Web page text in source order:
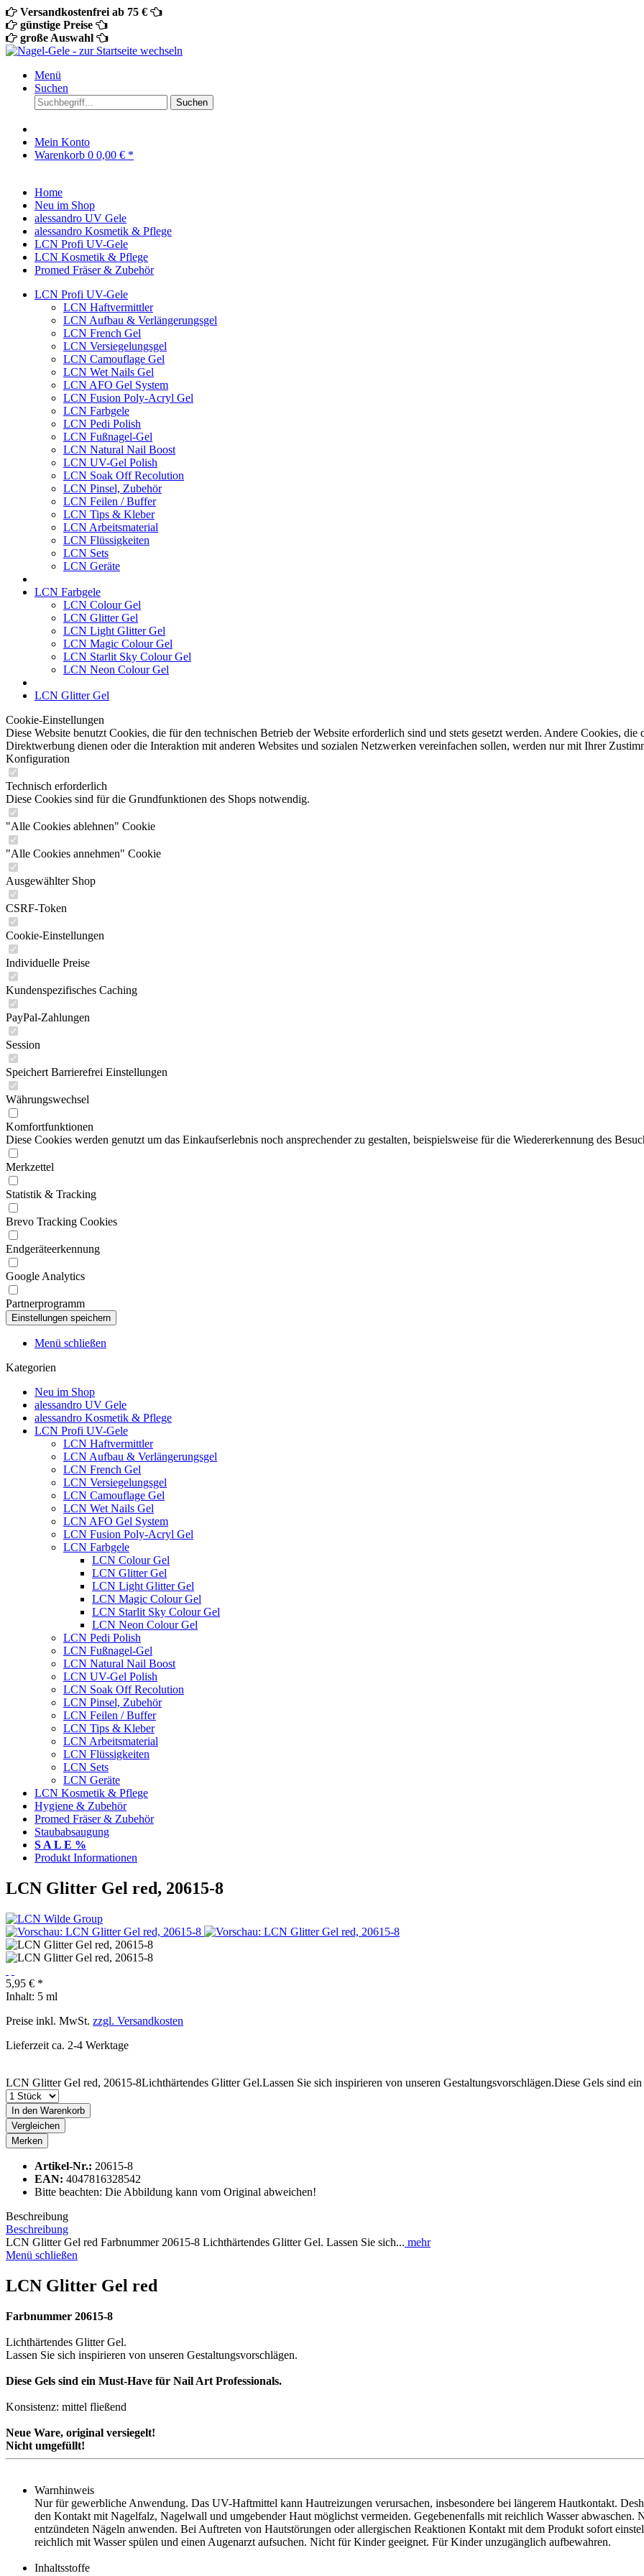
Versandkostenfrei ab 75 €
günstige Preise
große Auswahl
Menü
Suchen
Suchen
Mein Konto
Warenkorb 0 0,00 € *
Home
Neu im Shop
alessandro UV Gele
alessandro Kosmetik & Pflege
LCN Profi UV-Gele
LCN Kosmetik & Pflege
Promed Fräser & Zubehör
LCN Profi UV-Gele
LCN Haftvermittler
LCN Aufbau & Verlängerungsgel
LCN French Gel
LCN Versiegelungsgel
LCN Camouflage Gel
LCN Wet Nails Gel
LCN AFO Gel System
LCN Fusion Poly-Acryl Gel
LCN Farbgele
LCN Pedi Polish
LCN Fußnagel-Gel
LCN Natural Nail Boost
LCN UV-Gel Polish
LCN Soak Off Recolution
LCN Pinsel, Zubehör
LCN Feilen / Buffer
LCN Tips & Kleber
LCN Arbeitsmaterial
LCN Flüssigkeiten
LCN Sets
LCN Geräte
LCN Farbgele
LCN Colour Gel
LCN Glitter Gel
LCN Light Glitter Gel
LCN Magic Colour Gel
LCN Starlit Sky Colour Gel
LCN Neon Colour Gel
LCN Glitter Gel
Cookie-Einstellungen
Diese Website benutzt Cookies, die für den technischen Betrieb der Website erforderlich sind und stets gesetzt werden. Andere Cookies,
Direktwerbung dienen oder die Interaktion mit anderen Websites und sozialen Netzwerken vereinfachen sollen, werden nur mit Ihrer
Konfiguration
Technisch erforderlich
Diese Cookies sind für die Grundfunktionen des Shops notwendig.
"Alle Cookies ablehnen" Cookie
"Alle Cookies annehmen" Cookie
Ausgewählter Shop
CSRF-Token
Cookie-Einstellungen
Individuelle Preise
Kundenspezifisches Caching
PayPal-Zahlungen
Session
Speichert Barrierefrei Einstellungen
Währungswechsel
Komfortfunktionen
Diese Cookies werden genutzt um das Einkaufserlebnis noch ansprechender zu gestalten, beispielsweise für die Wiedererkennung des
Merkzettel
Statistik & Tracking
Brevo Tracking Cookies
Endgeräteerkennung
Google Analytics
Partnerprogramm
Menü schließen
Kategorien
Neu im Shop
alessandro UV Gele
alessandro Kosmetik & Pflege
LCN Profi UV-Gele
LCN Haftvermittler
LCN Aufbau & Verlängerungsgel
LCN French Gel
LCN Versiegelungsgel
LCN Camouflage Gel
LCN Wet Nails Gel
LCN AFO Gel System
LCN Fusion Poly-Acryl Gel
LCN Farbgele
LCN Colour Gel
LCN Glitter Gel
LCN Light Glitter Gel
LCN Magic Colour Gel
LCN Starlit Sky Colour Gel
LCN Neon Colour Gel
LCN Pedi Polish
LCN Fußnagel-Gel
LCN Natural Nail Boost
LCN UV-Gel Polish
LCN Soak Off Recolution
LCN Pinsel, Zubehör
LCN Feilen / Buffer
LCN Tips & Kleber
LCN Arbeitsmaterial
LCN Flüssigkeiten
LCN Sets
LCN Geräte
LCN Kosmetik & Pflege
Hygiene & Zubehör
Promed Fräser & Zubehör
Staubabsaugung
S A L E %
Produkt Informationen
LCN Glitter Gel red, 20615-8
5,95 € *
Inhalt: 5 ml
Preise inkl. MwSt. zzgl. Versandkosten
Lieferzeit ca. 2-4 Werktage
LCN Glitter Gel red, 20615-8Lichthärtendes Glitter Gel.Lassen Sie sich inspirieren von unseren Gestaltungsvorschlägen.Diese Gels sind
In den Warenkorb
Vergleichen
Merken
Artikel-Nr.: 20615-8
EAN: 4047816328542
Bitte beachten: Die Abbildung kann vom Original abweichen!
Beschreibung
Beschreibung
LCN Glitter Gel red Farbnummer 20615-8 Lichthärtendes Glitter Gel. Lassen Sie sich... mehr
Menü schließen
LCN Glitter Gel red
Farbnummer 20615-8
Lichthärtendes Glitter Gel.
Lassen Sie sich inspirieren von unseren Gestaltungsvorschlägen.
Diese Gels sind ein Must-Have für Nail Art Professionals.
Konsistenz: mittel fließend
Neue Ware, original versiegelt!
Nicht umgefüllt!
Warnhinweis
Nur für gewerbliche Anwendung. Das UV-Haftmittel kann Hautreizungen verursachen, insbesondere bei längerem Hautkontakt.
den Kontakt mit Nagelfalz, Nagelwall und umgebender Haut möglichst vermeiden. Gegebenenfalls mit reichlich Wasser abwaschen.
entzündeten Nägeln anwenden. Bei Auftreten von Hautstörungen oder allergischen Reaktionen Kontakt mit dem Produkt sofort
reichlich mit Wasser spülen und einen Augenarzt aufsuchen. Nicht für Kinder geeignet. Für Kinder unzugänglich aufbewahren.
Inhaltsstoffe